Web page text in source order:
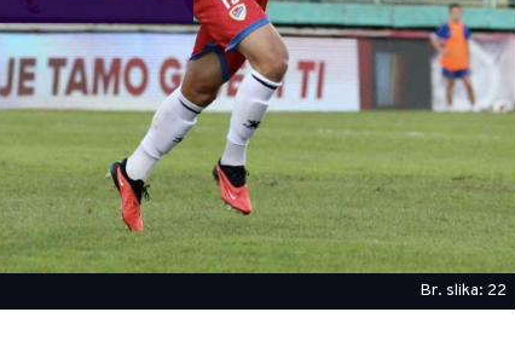
Br. slika: 22